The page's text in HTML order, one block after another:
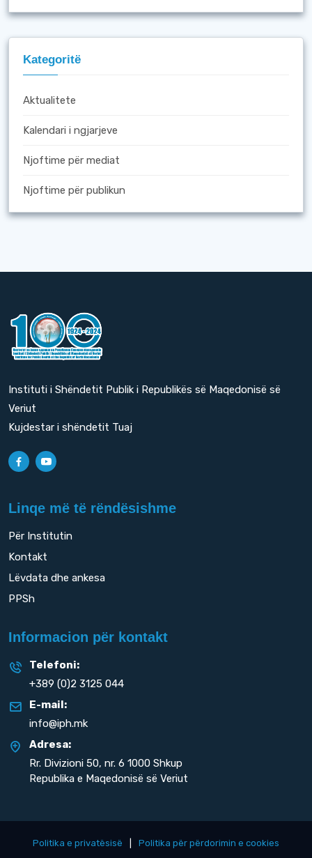
Kategoritë
Aktualitete
Kalendari i ngjarjeve
Njoftime për mediat
Njoftime për publikun
Instituti i Shëndetit Publik i Republikës së Maqedonisë së
Veriut
Kujdestar i shëndetit Tuaj
Linqe më të rëndësishme
Për Institutin
Kontakt
Lëvdata dhe ankesa
PPSh
Informacion për kontakt
Telefoni:
+389 (0)2 3125 044
E-mail:
info@iph.mk
Adresa:
Rr. Divizioni 50, nr. 6 1000 Shkup
Republika e Maqedonisë së Veriut
Politika e privatësisë Politika për përdorimin e cookies